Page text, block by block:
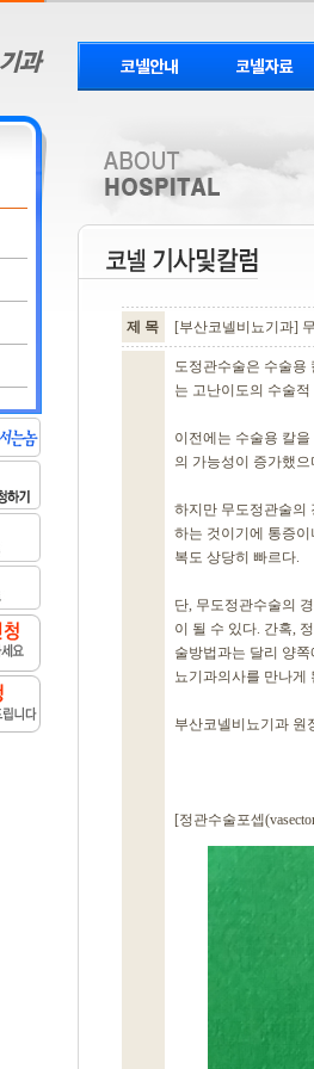
제 목 [부산코넬비뇨기과]
도정관수술은 수술용
는 고난이도의 수술적
이전에는 수술용 칼
의 가능성이 증가했
하지만 무도정관술의
하는 것이기에 통증
복도 상당히 빠르다.
단, 무도정관수술의
이 될 수 있다. 간혹,
술방법과는 달리 양
뇨기과의사를 만나게
부산코넬비뇨기과 원
[정관수술포셉